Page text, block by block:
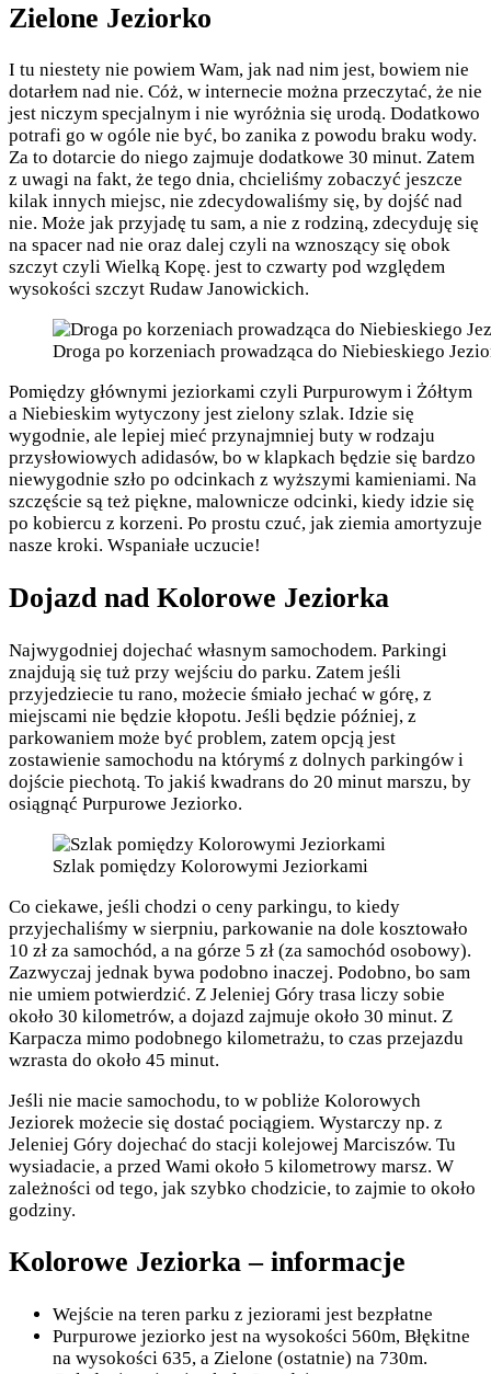
Zielone Jeziorko
I tu niestety nie powiem Wam, jak nad nim jest, bowiem nie
dotarłem nad nie. Cóż, w internecie można przeczytać, że nie
jest niczym specjalnym i nie wyróżnia się urodą. Dodatkowo
potrafi go w ogóle nie być, bo zanika z powodu braku wody.
Za to dotarcie do niego zajmuje dodatkowe 30 minut. Zatem
z uwagi na fakt, że tego dnia, chcieliśmy zobaczyć jeszcze
kilak innych miejsc, nie zdecydowaliśmy się, by dojść nad
nie. Może jak przyjadę tu sam, a nie z rodziną, zdecyduję się
na spacer nad nie oraz dalej czyli na wznoszący się obok
szczyt czyli Wielką Kopę. jest to czwarty pod względem
wysokości szczyt Rudaw Janowickich.
Droga po korzeniach prowadząca do Niebieskiego
Pomiędzy głównymi jeziorkami czyli Purpurowym i Żółtym
a Niebieskim wytyczony jest zielony szlak. Idzie się
wygodnie, ale lepiej mieć przynajmniej buty w rodzaju
przysłowiowych adidasów, bo w klapkach będzie się bardzo
niewygodnie szło po odcinkach z wyższymi kamieniami. Na
szczęście są też piękne, malownicze odcinki, kiedy idzie się
po kobiercu z korzeni. Po prostu czuć, jak ziemia amortyzuje
nasze kroki. Wspaniałe uczucie!
Dojazd nad Kolorowe Jeziorka
Najwygodniej dojechać własnym samochodem. Parkingi
znajdują się tuż przy wejściu do parku. Zatem jeśli
przyjedziecie tu rano, możecie śmiało jechać w górę, z
miejscami nie będzie kłopotu. Jeśli będzie później, z
parkowaniem może być problem, zatem opcją jest
zostawienie samochodu na którymś z dolnych parkingów i
dojście piechotą. To jakiś kwadrans do 20 minut marszu, by
osiągnąć Purpurowe Jeziorko.
Szlak pomiędzy Kolorowymi Jeziorkami
Co ciekawe, jeśli chodzi o ceny parkingu, to kiedy
przyjechaliśmy w sierpniu, parkowanie na dole kosztowało
10 zł za samochód, a na górze 5 zł (za samochód osobowy).
Zazwyczaj jednak bywa podobno inaczej. Podobno, bo sam
nie umiem potwierdzić. Z Jeleniej Góry trasa liczy sobie
około 30 kilometrów, a dojazd zajmuje około 30 minut. Z
Karpacza mimo podobnego kilometrażu, to czas przejazdu
wzrasta do około 45 minut.
Jeśli nie macie samochodu, to w pobliże Kolorowych
Jeziorek możecie się dostać pociągiem. Wystarczy np. z
Jeleniej Góry dojechać do stacji kolejowej Marciszów. Tu
wysiadacie, a przed Wami około 5 kilometrowy marsz. W
zależności od tego, jak szybko chodzicie, to zajmie to około
godziny.
Kolorowe Jeziorka – informacje
Wejście na teren parku z jeziorami jest bezpłatne
Purpurowe jeziorko jest na wysokości 560m, Błękitne
na wysokości 635, a Zielone (ostatnie) na 730m.